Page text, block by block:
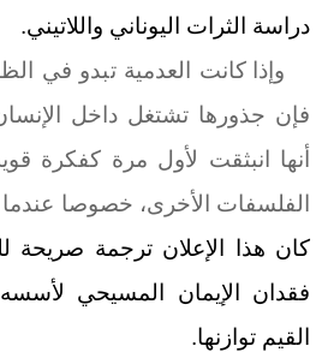
دراسة الثرات اليوناني واللاتيني.
وإذا كانت العدمية تبدو في
فإن جذورها تشتغل داخل
أنها انبثقت لأول مرة كفكرة
الفلسفات الأخرى، خصوصا عندما
كان هذا الإعلان ترجمة صريحة
فقدان الإيمان المسيحي
القيم توازنها.